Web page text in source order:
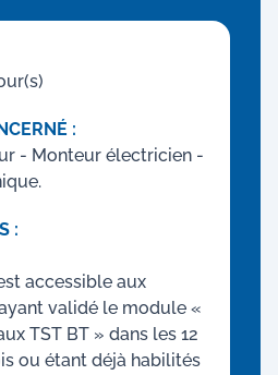
:
- Monteur électricien -
:
accessible aux
validé le module «
TST BT » dans les 12
ou étant déjà habilités